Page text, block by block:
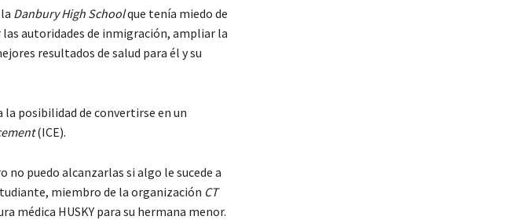
Danbury High Schoolque tenía miedo de
autoridades de inmigración, ampliar la
resultados de salud para él y su
posibilidad de convertirse en un
(ICE).
no puedo alcanzarlas si algo le sucede a
miembro de la organización CT
médica HUSKY para su hermana menor.